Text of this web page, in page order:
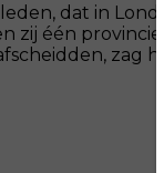
dat in
zij één
zag